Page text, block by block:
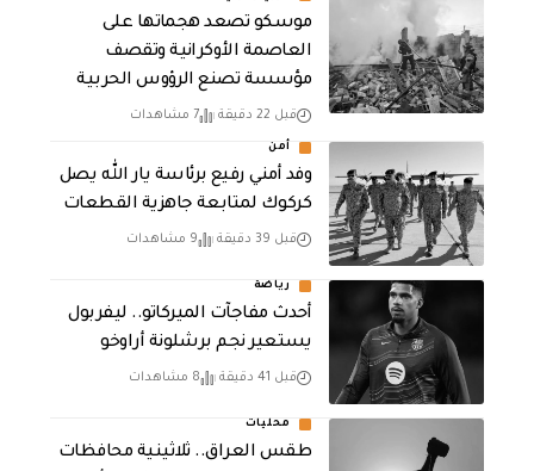
موسكو تصعد هجماتها على
العاصمة الأوكرانية وتقصف
مؤسسة تصنع الرؤوس الحربية
قبل 22 دقيقة 7 مشاهدات
أمن
وفد أمني رفيع برئاسة يار الله يصل
كركوك لمتابعة جاهزية القطعات
قبل 39 دقيقة 9 مشاهدات
رياضة
أحدث مفاجآت الميركاتو.. ليفربول
يستعير نجم برشلونة أراوخو
قبل 41 دقيقة 8 مشاهدات
محليات
طقس العراق.. ثلاثينية محافظات